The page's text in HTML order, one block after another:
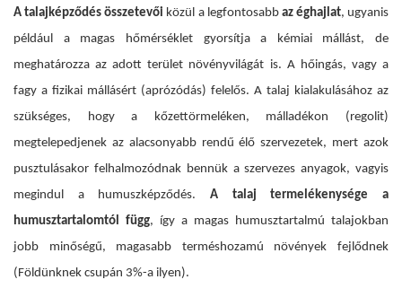
A talajképződés összetevői közül a legfontosabb az éghajlat, ugyanis
például a magas hőmérséklet gyorsítja a kémiai mállást, de
meghatározza az adott terület növényvilágát is. A hőingás, vagy a
fagy a fizikai mállásért (aprózódás) felelős. A talaj kialakulásához az
szükséges, hogy a kőzettörmeléken, málladékon (regolit)
megtelepedjenek az alacsonyabb rendű élő szervezetek, mert azok
pusztulásakor felhalmozódnak bennük a szervezes anyagok, vagyis
megindul a humuszképződés. A talaj termelékenysége a
humusztartalomtól függ, így a magas humusztartalmú talajokban
jobb minőségű, magasabb terméshozamú növények fejlődnek
(Földünknek csupán 3%-a ilyen).